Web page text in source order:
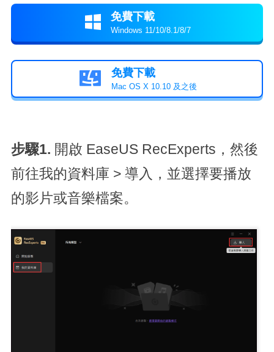
 免費下載
Windows 11/10/8.1/8/7
 免費下載
Mac OS X 10.10 及之後
步驟1. 開啟 EaseUS RecExperts，然後
前往我的資料庫 > 導入，並選擇要播放
的影片或音樂檔案。